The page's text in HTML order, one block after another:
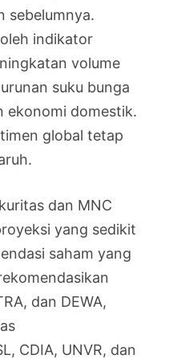
sebelumnya.
indikator
volume
suku bunga
ekonomi domestik.
global tetap
dan MNC
yang sedikit
saham yang
dan DEWA,
CDIA, UNVR, dan